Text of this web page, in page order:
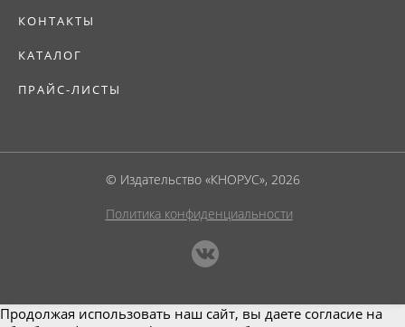
КОНТАКТЫ
КАТАЛОГ
ПРАЙС-ЛИСТЫ
© Издательство «КНОРУС», 2026
Политика конфиденциальности
Продолжая использовать наш сайт, вы даете согласие на